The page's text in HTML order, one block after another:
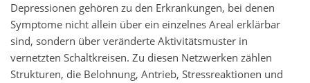
Depressionen gehören zu den Erkrankungen, bei denen
Symptome nicht allein über ein einzelnes Areal erklärbar
sind, sondern über veränderte Aktivitätsmuster in
vernetzten Schaltkreisen. Zu diesen Netzwerken zählen
Strukturen, die Belohnung, Antrieb, Stressreaktionen und